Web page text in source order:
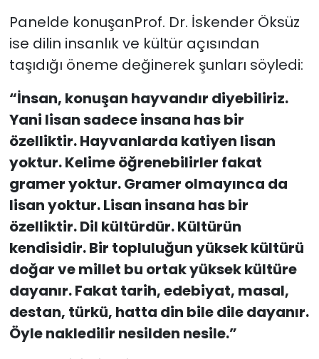
Panelde konuşanProf. Dr. İskender Öksüz
ise dilin insanlık ve kültür açısından
taşıdığı öneme değinerek şunları söyledi:
“İnsan, konuşan hayvandır diyebiliriz.
Yani lisan sadece insana has bir
özelliktir. Hayvanlarda katiyen lisan
yoktur. Kelime öğrenebilirler fakat
gramer yoktur. Gramer olmayınca da
lisan yoktur. Lisan insana has bir
özelliktir. Dil kültürdür. Kültürün
kendisidir. Bir topluluğun yüksek kültürü
doğar ve millet bu ortak yüksek kültüre
dayanır. Fakat tarih, edebiyat, masal,
destan, türkü, hatta din bile dile dayanır.
Öyle nakledilir nesilden nesile.”